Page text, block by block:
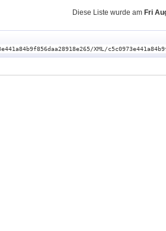
Diese Liste wurde am Fri
XML/